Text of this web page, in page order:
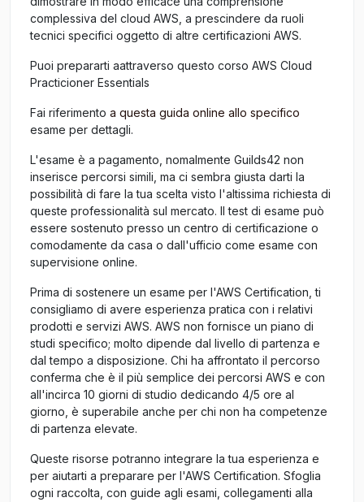
complessiva del cloud AWS, a prescindere da ruoli
tecnici specifici oggetto di altre certificazioni AWS.
Puoi prepararti aattraverso questo corso AWS Cloud
Practicioner Essentials
Fai riferimento a questa guida online allo specifico
esame per dettagli.
L'esame è a pagamento, nomalmente Guilds42 non
inserisce percorsi simili, ma ci sembra giusta darti la
possibilità di fare la tua scelta visto l'altissima richiesta di
queste professionalità sul mercato. Il test di esame può
essere sostenuto presso un centro di certificazione o
comodamente da casa o dall'ufficio come esame con
supervisione online.
Prima di sostenere un esame per l'AWS Certification, ti
consigliamo di avere esperienza pratica con i relativi
prodotti e servizi AWS. AWS non fornisce un piano di
studi specifico; molto dipende dal livello di partenza e
dal tempo a disposizione. Chi ha affrontato il percorso
conferma che è il più semplice dei percorsi AWS e con
all'incirca 10 giorni di studio dedicando 4/5 ore al
giorno, è superabile anche per chi non ha competenze
di partenza elevate.
Queste risorse potranno integrare la tua esperienza e
per aiutarti a preparare per l'AWS Certification. Sfoglia
ogni raccolta, con guide agli esami, collegamenti alla